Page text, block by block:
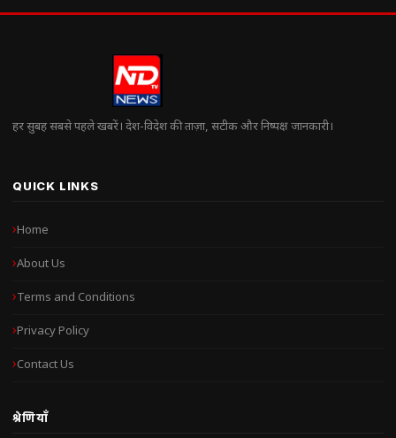
हर सुबह सबसे पहले खबरें। देश-विदेश की ताज़ा, सटीक और निष्पक्ष जानकारी।
QUICK LINKS
Home
About Us
Terms and Conditions
Privacy Policy
Contact Us
श्रेणियाँ